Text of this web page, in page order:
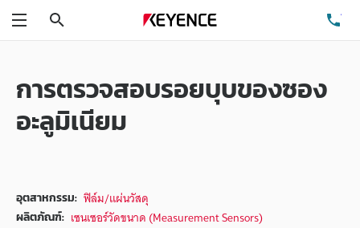
การตรวจสอบรอยบุบของซอง
อะลูมิเนียม
อุตสาหกรรม: ฟิล์ม/แผ่นวัสดุ
ผลิตภัณฑ์: เซนเซอร์วัดขนาด (Measurement Sensors)